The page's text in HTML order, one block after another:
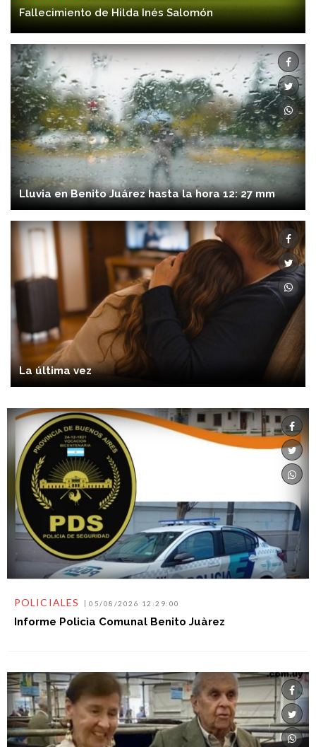
Fallecimiento de Hilda Inés Salomón
Lluvia en Benito Juárez hasta la hora 12: 27 mm
La última vez
POLICIALES 05/08/2026 12:29:00
Informe Policìa Comunal Benito Juàrez